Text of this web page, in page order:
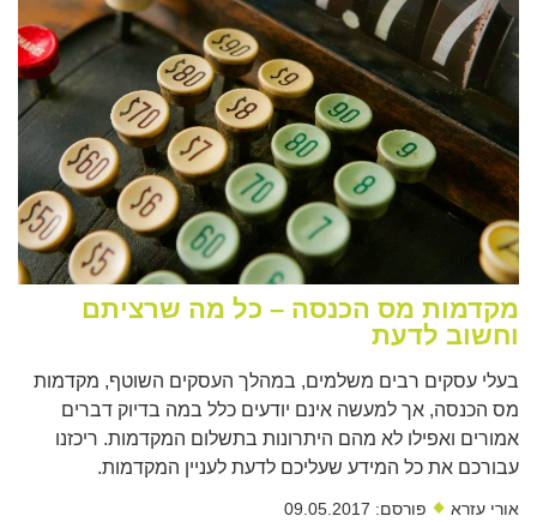
מקדמות מס הכנסה – כל מה שרציתם
וחשוב לדעת
בעלי עסקים רבים משלמים, במהלך העסקים השוטף, מקדמות
מס הכנסה, אך למעשה אינם יודעים כלל במה בדיוק דברים
אמורים ואפילו לא מהם היתרונות בתשלום המקדמות. ריכזנו
עבורכם את כל המידע שעליכם לדעת לעניין המקדמות.
אורי עזרא פורסם: 09.05.2017